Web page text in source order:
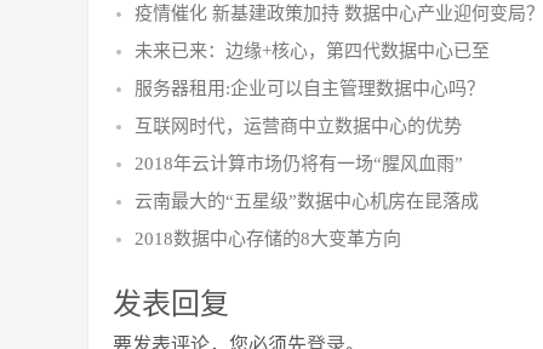
疫情催化 新基建政策加持 数据中心产业迎何变局？
未来已来：边缘+核心，第四代数据中心已至
服务器租用:企业可以自主管理数据中心吗？
互联网时代，运营商中立数据中心的优势
2018年云计算市场仍将有一场“腥风血雨”
云南最大的“五星级”数据中心机房在昆落成
2018数据中心存储的8大变革方向
发表回复
要发表评论，您必须先登录。